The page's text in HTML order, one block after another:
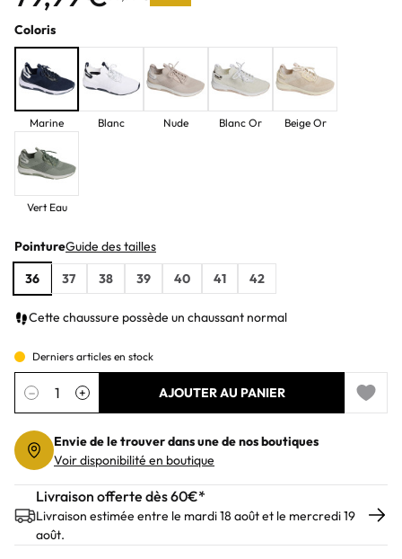
Coloris
Marine Blanc Nude Blanc Or Beige Or
Vert Eau
PointureGuide des tailles
36
37 38 39 40 41 42
Cette chaussure possède un chaussant normal
Derniers articles en stock
Quantité
− + AJOUTER AU PANIER
Add to
Envie de le trouver dans une de nos boutiques
Voir disponibilité en boutique
Livraison offerte dès 60€*
Livraison estimée entre le mardi 18 août et le mercredi 19
août.